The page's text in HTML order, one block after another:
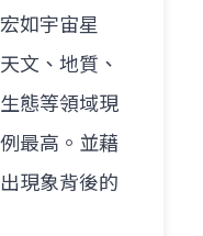
如宇宙星
文、地質、
態等領域現
最高。並藉
現象背後的